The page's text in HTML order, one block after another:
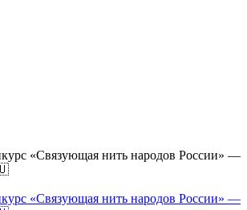
«Связующая нить народов России» —
«Связующая нить народов России» —